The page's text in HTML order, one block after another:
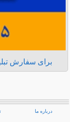
برای سفارش
درباره ما